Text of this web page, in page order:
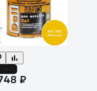
₽